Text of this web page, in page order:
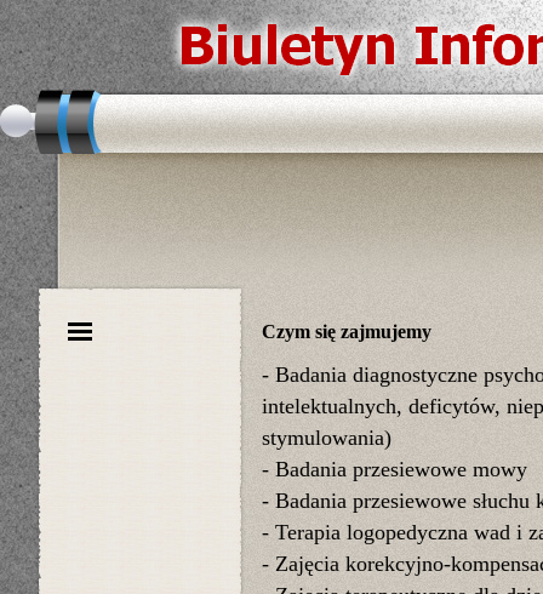
Czym się zajmujemy
- Badania diagnostyczne
intelektualnych, deficytów,
stymulowania)
- Badania przesiewowe mowy
- Badania przesiewowe
- Terapia logopedyczna wad i
-Zajęcia korekcyjno-